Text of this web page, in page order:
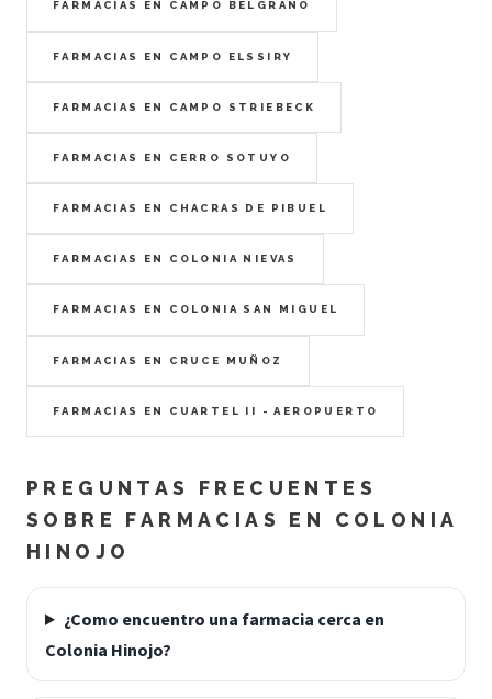
FARMACIAS EN CAMPO BELGRANO
FARMACIAS EN CAMPO ELSSIRY
FARMACIAS EN CAMPO STRIEBECK
FARMACIAS EN CERRO SOTUYO
FARMACIAS EN CHACRAS DE PIBUEL
FARMACIAS EN COLONIA NIEVAS
FARMACIAS EN COLONIA SAN MIGUEL
FARMACIAS EN CRUCE MUÑOZ
FARMACIAS EN CUARTEL II - AEROPUERTO
PREGUNTAS FRECUENTES
SOBRE FARMACIAS EN COLONIA
HINOJO
¿Como encuentro una farmacia cerca en
Colonia Hinojo?